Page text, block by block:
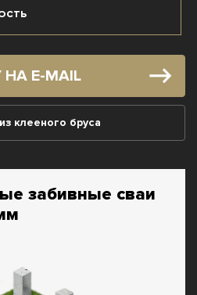
E-MAIL
клееного бруса
забивные сваи